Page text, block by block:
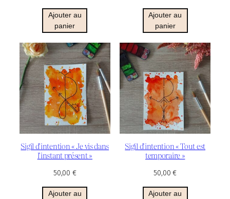
Ajouter au
panier
Ajouter au
panier
Sigil d’intention « Je vis dans
l’instant présent »
50,00 €
Ajouter au
Sigil d’intention « Tout est
temporaire »
50,00€
Ajouter au